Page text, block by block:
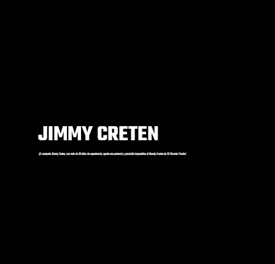
JIMMY CRETEN
¡El campeón Jimmy Creten, con más de 30 años de experiencia, aporta una potencia y precisión imparables al Bounty Hunter de 2X Monster Trucks!